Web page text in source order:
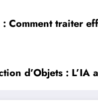
: Comment traiter
d’Objets :